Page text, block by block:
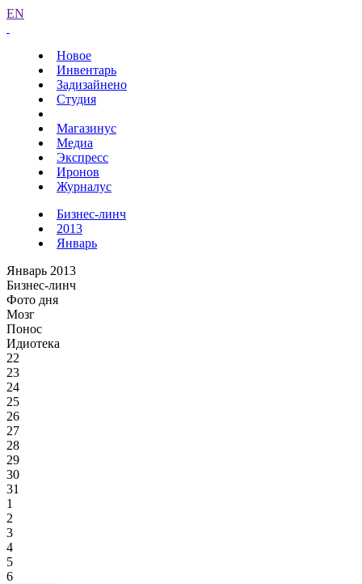
EN
Новое
Инвентарь
Задизайнено
Студия
Магазинус
Медиа
Экспресс
Иронов
Журналус
Бизнес-линч
2013
Январь
Январь 2013
Бизнес-линч
Фото дня
Мозг
Понос
Идиотека
22
23
24
25
26
27
28
29
30
31
1
2
3
4
5
6